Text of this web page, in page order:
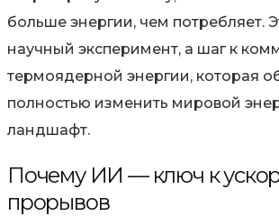
больше энергии, чем потребляет.
научный эксперимент, а шаг к
термоядерной энергии, которая
полностью изменить мировой
ландшафт.
Почему ИИ — ключ к
прорывов